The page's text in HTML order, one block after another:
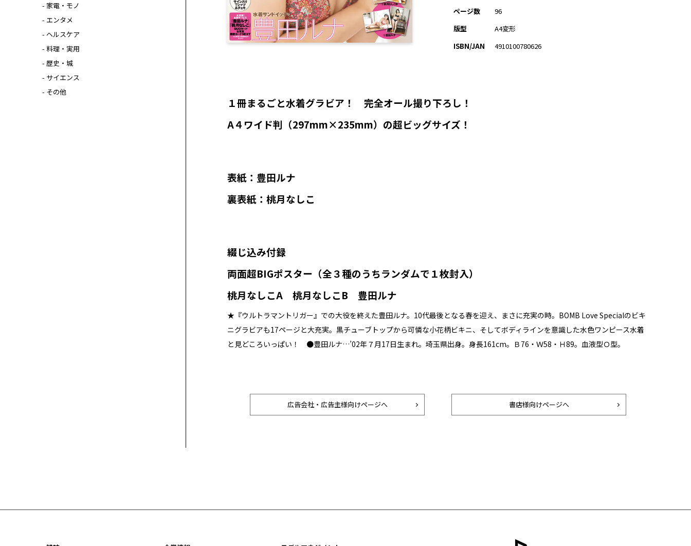
ページ数
96
版型
A4変形
ISBN/JAN
4910100780626
１冊まるごと水着グラビア！ 完全オール撮り下ろし！
A４ワイド判（297mm×235mm）の超ビッグサイズ！
表紙：豊田ルナ
裏表紙：桃月なしこ
綴じ込み付録
両面超BIGポスター（全３種のうちランダムで１枚封入）
桃月なしこA 桃月なしこB 豊田ルナ
★『ウルトラマントリガー』での大役を終えた豊田ルナ。10代最後となる春を迎え、まさに充実の時。BOMB Love Specialのビキ
ニグラビアも17ページと大充実。黒チューブトップから可憐な小花柄ビキニ、そしてボディラインを意識した水色ワンピース水着
と見どころいっぱい！ ●豊田ルナ…’02年７月17日生まれ。埼玉県出身。身長161cm。Ｂ76・Ｗ58・Ｈ89。血液型Ｏ型。
広告会社・広告主様向けページへ 書店様向けページへ
- 家電・モノ
- エンタメ
- ヘルスケア
- 料理・実用
- 歴史・城
- サイエンス
- その他